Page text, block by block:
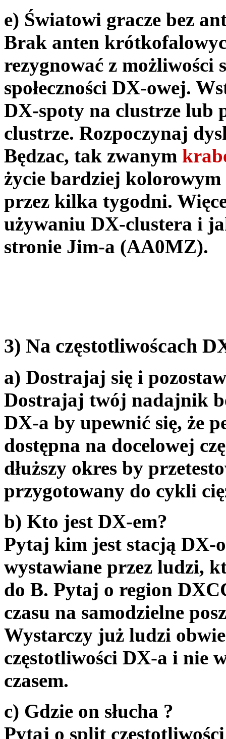
e) Światowi gracze bez
Brak anten
rezygnować z możliwości
społeczności DX-owej.
DX-spoty na clustrze lub
clustrze. Rozpoczynaj
Będzac, tak zwanym
życie bardziej kolorowym
przez kilka tygodni.
używaniu DX-clustera i
stronie Jim-a (AA0MZ).
3) Na częstotliwoścach
a) Dostrajaj się i
Dostrajaj twój nadajnik
DX-a by upewnić się, że
dostępna na docelowej
dłuższy okres by
przygotowany do cykli
b) Kto jest DX-em?
Pytaj kim jest stacją DX-
wystawiane przez ludzi,
do B. Pytaj o region
czasu na samodzielne
Wystarczy już ludzi
częstotliwości DX-a i nie
czasem.
c) Gdzie on słucha ?
Pytaj o split